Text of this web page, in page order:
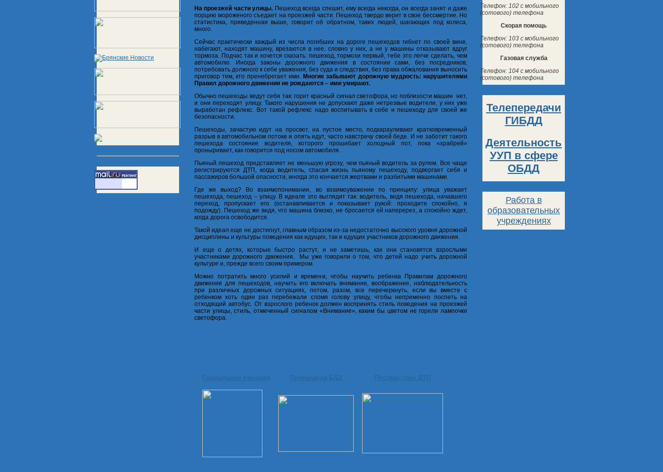
На проезжей части улицы. Пешеход всегда спешит, ему всегда некогда, он всегда занят и даже
порцию мороженого съедает на проезжей части. Пешеход твердо верит в свое бессмертие. Но
статистика, приведенная выше, говорит об обратном, таких людей, шагающих под колеса,
много.
Сейчас практически каждый из числа погибших на дороге пешеходов гибнет по своей вине,
набегают, находят машину, врезаются в нее, словно у них, а не у машины отказывают вдруг
тормоза. Подчас так и хочется сказать: пешеход, тормози первый, тебе это легче сделать, чем
автомобилю. Иногда законы дорожного движения в состоянии сами, без посредников,
потребовать должного к себе уважения, без суда и следствия, без права обжалования выносить
приговор тем, кто пренебрегает ими. Многие забывают дорожную мудрость: нарушителями
Правил дорожного движения не рождаются – ими умирают.
Обычно пешеходы ведут себя так: горит красный сигнал светофора, но поблизости машин нет,
и они переходят улицу. Такого нарушения не допускают даже нетрезвые водители, у них уже
выработан рефлекс. Вот такой рефлекс надо воспитывать в себе и пешеходу для своей же
безопасности.
Пешеходы, зачастую идут на просвет, на пустое место, подкарауливают кратковременный
разрыв в автомобильном потоке и опять идут, часто навстречу своей беде. И не заботит такого
пешехода состояние водителя, которого прошибает холодный пот, пока «храбрей»
проныривает, как говорится под носом автомобиля.
Пьяный пешеход представляет не меньшую угрозу, чем пьяный водитель за рулем. Все чаще
регистрируются ДТП, когда водитель, спасая жизнь пьяному пешеходу, подвергает себя и
пассажиров большой опасности, иногда это кончается жертвами и разбитыми машинами.
Где же выход? Во взаимопонимании, во взаимоуважении по принципу: улица уважает
пешехода, пешеход – улицу. В идеале это выглядит так: водитель, видя пешехода, начавшего
переход, пропускает его (останавливается и показывает рукой: проходите спокойно, я
подожду). Пешеход же видя, что машина близко, не бросается ей наперерез, а спокойно ждет,
когда дорога освободится.
Такой идеал еще не достигнут, главным образом из-за недостаточно высокого уровня дорожной
дисциплины и культуры поведения как идущих, так и едущих участников дорожного движения.
И еще о детях, которые быстро растут, и не заметишь, как они становятся взрослыми
участниками дорожного движения. Мы уже говорили о том, что детей надо учить дорожной
культуре и, прежде всего своим примером.
Можно потратить много усилий и времени, чтобы научить ребенка Правилам дорожного
движения для пешеходов, научить его включать внимание, воображение, наблюдательность
при различных дорожных ситуациях, потом, разом, все перечеркнуть, если вы вместе с
ребенком хоть один раз перебежали сломя голову улицу, чтобы непременно поспеть на
отходящий автобус. От взрослого ребенок должен воспринять стиль поведения на проезжей
части улицы, стиль, отмеченный сигналом «Внимание», каким бы цветом не горели лампочки
светофора.
Телефон: 102 с мобильного
(сотового) телефона
Скорая помощь
Телефон: 103 с мобильного
(сотового) телефона
Газовая служба
Телефон: 104 с мобильного
(сотового) телефона
Телепередачи
ГИБДД
Деятельность
УУП в сфере
ОБДД
Работа в
образовательных
учреждениях